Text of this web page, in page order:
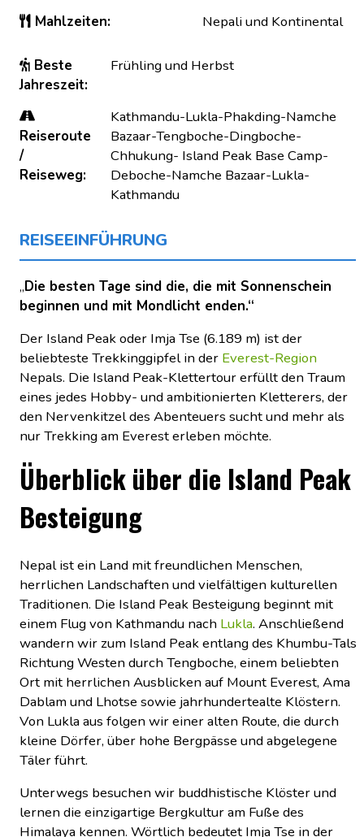
Mahlzeiten:
Nepali und Kontinental
Beste
Jahreszeit:
Frühling und Herbst
Reiseroute
/
Reiseweg:
Kathmandu-Lukla-Phakding-Namche
Bazaar-Tengboche-Dingboche-
Chhukung- Island Peak Base Camp-
Deboche-Namche Bazaar-Lukla-
Kathmandu
REISEEINFÜHRUNG
„Die besten Tage sind die, die mit Sonnenschein
beginnen und mit Mondlicht enden.“
Der Island Peak oder Imja Tse (6.189 m) ist der
beliebteste Trekkinggipfel in der Everest-Region
Nepals. Die Island Peak-Klettertour erfüllt den Traum
eines jedes Hobby- und ambitionierten Kletterers, der
den Nervenkitzel des Abenteuers sucht und mehr als
nur Trekking am Everest erleben möchte.
Überblick über die Island Peak
Besteigung
Nepal ist ein Land mit freundlichen Menschen,
herrlichen Landschaften und vielfältigen kulturellen
Traditionen. Die Island Peak Besteigung beginnt mit
einem Flug von Kathmandu nach Lukla. Anschließend
wandern wir zum Island Peak entlang des Khumbu-Tals
Richtung Westen durch Tengboche, einem beliebten
Ort mit herrlichen Ausblicken auf Mount Everest, Ama
Dablam und Lhotse sowie jahrhundertealte Klöstern.
Von Lukla aus folgen wir einer alten Route, die durch
kleine Dörfer, über hohe Bergpässe und abgelegene
Täler führt.
Unterwegs besuchen wir buddhistische Klöster und
lernen die einzigartige Bergkultur am Fuße des
Himalaya kennen. Wörtlich bedeutet Imja Tse in der